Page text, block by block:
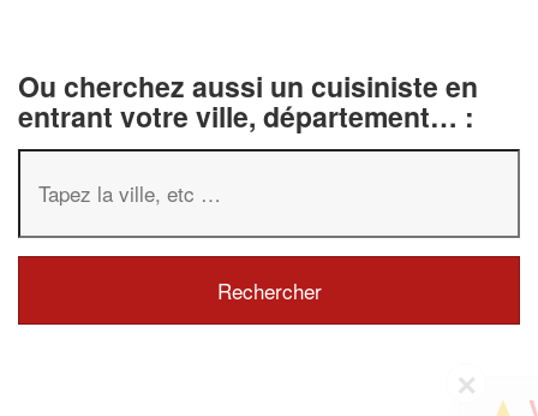
Ou cherchez aussi un cuisiniste en
entrant votre ville, département… :